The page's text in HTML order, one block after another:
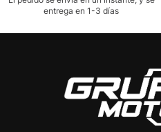
entrega en 1-3 días